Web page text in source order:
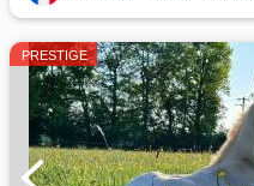
PRESTIGE